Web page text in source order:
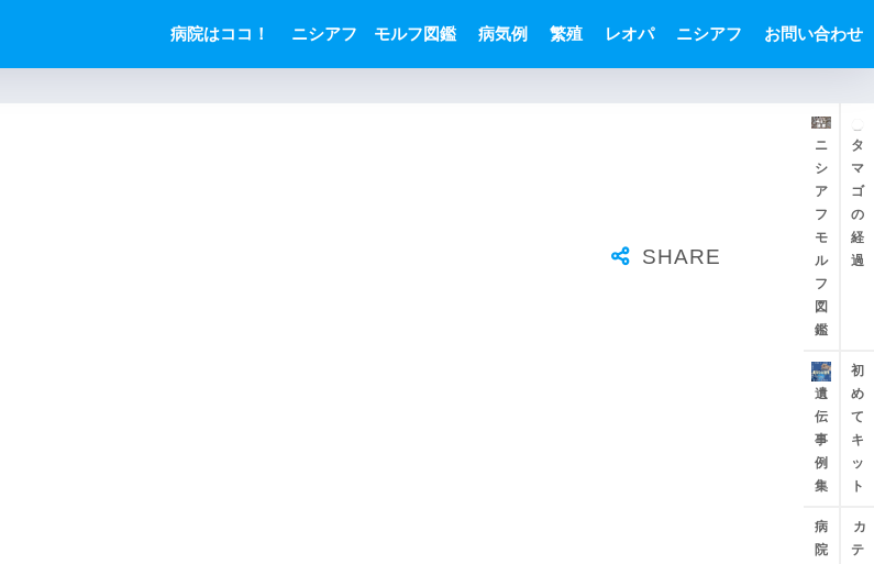
病院はココ！ ニシアフ モルフ図鑑 病気例 繁殖 レオパ ニシアフ お問い合わせ
ニ
シ
ア
フ
モ
ル
フ
図
鑑
タ
マ
ゴ
の
経
過
遺
伝
事
例
集
初
め
て
キ
ッ
ト
病
院
カ
テ